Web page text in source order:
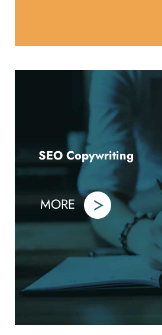
SEO Copywriting
MORE